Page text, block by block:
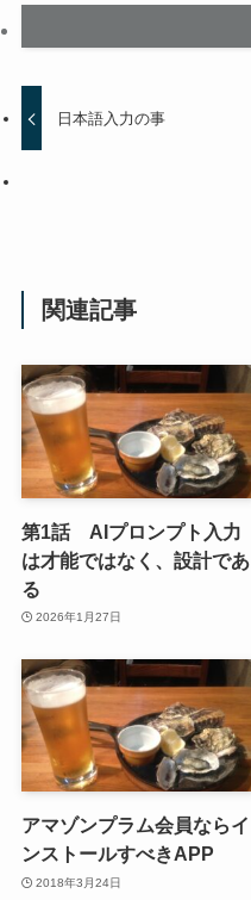
日本語入力の事
関連記事
第1話 AIプロンプト入力
は才能ではなく、設計であ
る
2026年1月27日
アマゾンプラム会員ならイ
ンストールすべきAPP
2018年3月24日